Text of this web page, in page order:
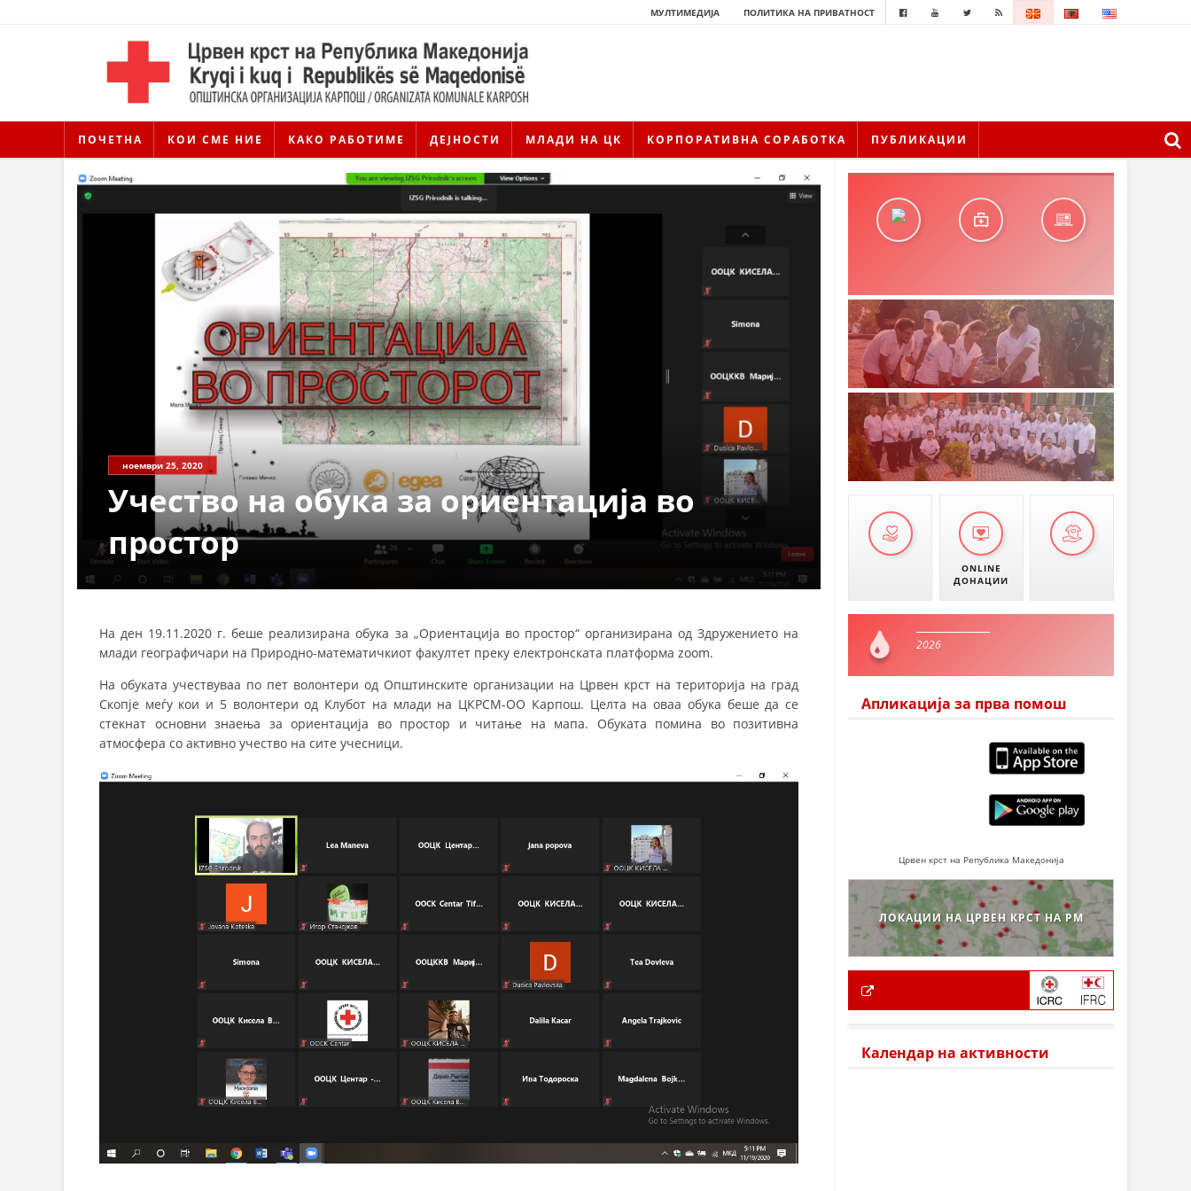
МУЛТИМЕДИЈА ПОЛИТИКА НА ПРИВАТНОСТ
ПОЧЕТНА КОИ СМЕ НИЕ КАКО РАБОТИМЕ ДЕЈНОСТИ МЛАДИ НА ЦК КОРПОРАТИВНА СОРАБОТКА ПУБЛИКАЦИИ
ДЕЈСТВУВАЊЕ
ПРИРАЧНИЦИ
БРОШУРИ
ПОСТЕРИ
ноември 25, 2020
Учество на обука за ориентација во
простор
На ден 19.11.2020 г. беше реализирана обука за „Ориентација во простор“ организирана од Здружението на
млади географичари на Природно-математичкиот факултет преку електронската платформа zoom.
На обуката учествуваа по пет волонтери од Општинските организации на Црвен крст на територија на град
Скопје меѓу кои и 5 волонтери од Клубот на млади на ЦКРСМ-ОО Карпош. Целта на оваа обука беше да се
стекнат основни знаења за ориентација во простор и читање на мапа. Обуката помина во позитивна
атмосфера со активно учество на сите учесници.
ONLINE
ДОНАЦИИ
2026
Апликација за прва помош
Црвен крст на Република Македонија
ЛОКАЦИИ НА ЦРВЕН КРСТ НА РМ
Календар на активности